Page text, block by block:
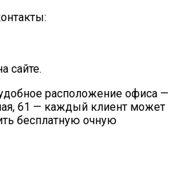
сайте.
расположение офиса —
61 — каждый клиент может
бесплатную очную